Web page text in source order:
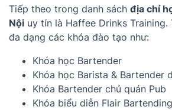
Tiếp theo trong danh sách địa chỉ
Nội uy tín là Haffee Drinks Training.
đa dạng các khóa đào tạo như:
Khóa học Bartender
Khóa học Barista & Bartender
Khóa Bartender chủ quán Pub
Khóa biểu diễn Flair Bartending